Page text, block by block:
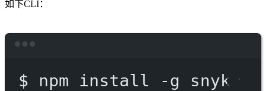
如下CLI：
$ npm install -g
snyk